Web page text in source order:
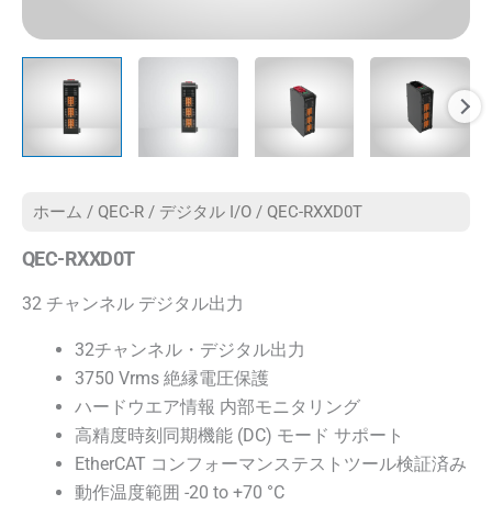
ホーム / QEC-R / デジタル I/O / QEC-RXXD0T
QEC-RXXD0T
32 チャンネル デジタル出力
32チャンネル・デジタル出力
3750 Vrms 絶縁電圧保護
ハードウエア情報 内部モニタリング
高精度時刻同期機能 (DC) モード サポート
EtherCAT コンフォーマンステストツール検証済み
動作温度範囲 -20 to +70 °C